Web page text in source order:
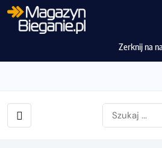
Zerknij na